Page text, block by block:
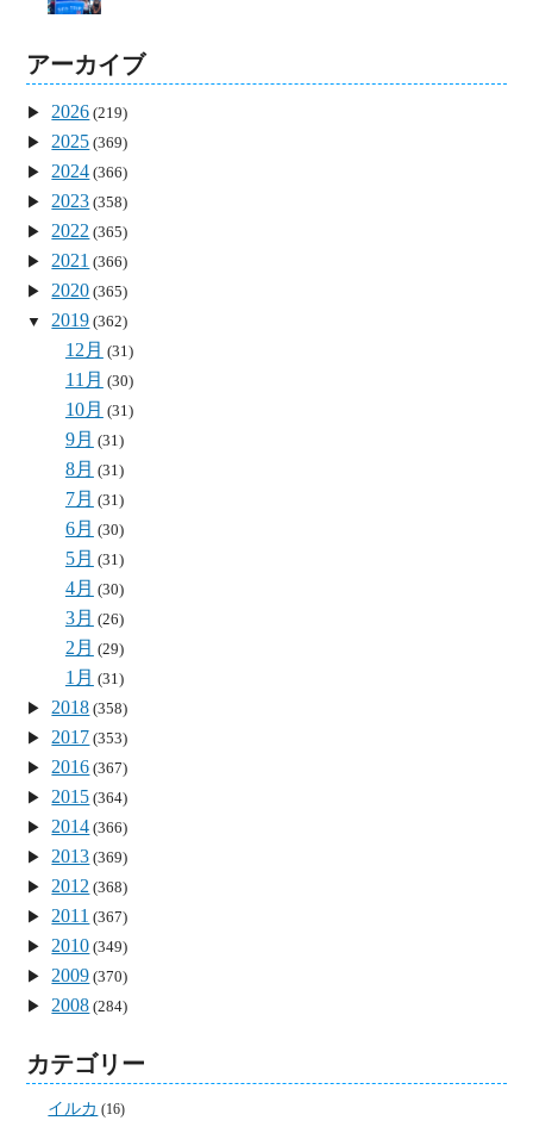
アーカイブ
2026 (219)
2025 (369)
2024 (366)
2023 (358)
2022 (365)
2021 (366)
2020 (365)
2019 (362)
12月 (31)
11月 (30)
10月 (31)
9月 (31)
8月 (31)
7月 (31)
6月 (30)
5月 (31)
4月 (30)
3月 (26)
2月 (29)
1月 (31)
2018 (358)
2017 (353)
2016 (367)
2015 (364)
2014 (366)
2013 (369)
2012 (368)
2011 (367)
2010 (349)
2009 (370)
2008 (284)
カテゴリー
イルカ (16)